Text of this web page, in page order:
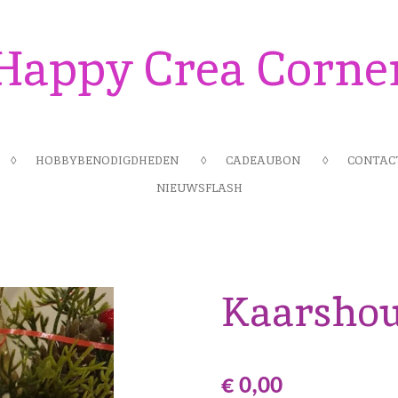
Crea
HOBBYBENODIGDHEDEN CADEAUBON
NIEUWSFLASH
€ 0,00